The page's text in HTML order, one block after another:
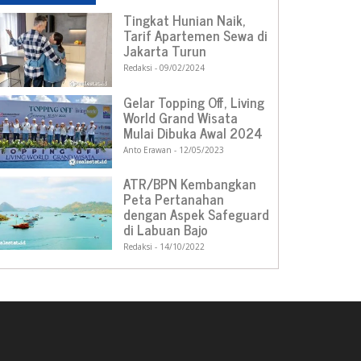
Tingkat Hunian Naik,
Tarif Apartemen Sewa di
Jakarta Turun
Redaksi 09/02/2024
Gelar Topping Off, Living
World Grand Wisata
Mulai Dibuka Awal 2024
Anto Erawan 12/05/2023
ATR/BPN Kembangkan
Peta Pertanahan
dengan Aspek Safeguard
di Labuan Bajo
Redaksi 14/10/2022